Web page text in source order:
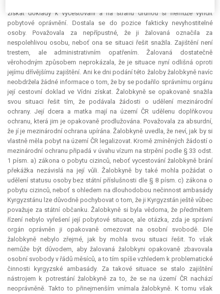
získat doklady k vycestování a na stranu druhou si nemůže vyřídit
pobytové oprávnění. Dostala se do pozice fakticky nevyhostitelné
osoby. Považovala za nepřípustné, že ji žalovaná označila za
nespolehlivou osobu, neboť ona se situaci řešit snažila. Zajištění není
trestem, ale administrativním opatřením. Žalovaná dostatečně
věrohodným způsobem neprokázala, že je situace nyní odlišná oproti
jejímu dřívějšímu zajištění. Ani ke dni podání této žaloby žalobkyně navíc
neobdržela žádné informace o tom, že by se podařilo správnímu orgánu
její cestovní doklad ve Vídni získat. Žalobkyně se opakovaně snažila
svou situaci řešit tím, že podávala žádosti o udělení mezinárodní
ochrany. Její dcera a matka mají na území ČR udělenu doplňkovou
ochranu, která jim je opakovaně prodlužována. Považovala za absurdní,
že jí je mezinárodní ochrana upírána. Žalobkyně uvedla, že neví, jak by si
vlastně měla pobyt na území ČR legalizovat. Kromě zmíněných žádostí o
mezinárodní ochranu připadá v úvahu vízum na strpění podle § 33 odst.
1 písm. a) zákona o pobytu cizinců, neboť vycestování žalobkyně brání
překážka nezávislá na její vůli. Žalobkyně by také mohla požádat o
udělení statusu osoby bez státní příslušnosti dle § 8 písm. c) zákona o
pobytu cizinců, neboť s ohledem na dlouhodobou nečinnost ambasády
Kyrgyzstánu lze důvodně pochybovat o tom, že ji Kyrgyzstán ještě vůbec
považuje za státní občanku. Žalobkyně si byla vědoma, že předmětem
řízení nebylo vyřešení její pobytové situace, ale otázka, zda je správní
orgán oprávněn ji opakovaně omezovat na osobní svobodě. Dle
žalobkyně nebylo zřejmé, jak by mohla svou situaci řešit. To však
nemůže být důvodem, aby žalovaná žalobkyni opakovaně zbavovala
osobní svobody v řádů měsíců, a to tím spíše vzhledem k problematické
činnosti kyrgyzské ambasády. Za takové situace se stalo zajištění
nástrojem k potrestání žalobkyně za to, že se na území ČR nachází
neoprávněně. Takto to přinejmenším vnímala žalobkyně. K tomu však